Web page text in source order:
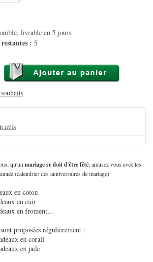
livrable en 5 jours
: 5
avis
qu'unmariage se doit d'être fêté, amusez vous avec les
(calendrier des anniversaires de mariage)
en coton
en cuir
en froment…
proposées régulièrement :
en corail
en jade